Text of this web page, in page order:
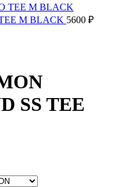
M BLACK 5600 ₽
SS TEE